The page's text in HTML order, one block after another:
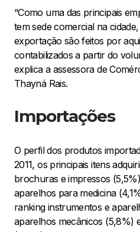
“Como uma das principais
tem sede comercial na
exportação são feitos por
contabilizados a partir do
explica a assessora de
Thayná Rais.
Importações
O perfil dos produtos
2011, os principais itens
brochuras e impressos
aparelhos para medicina
ranking instrumentos e
aparelhos mecânicos (5,8%)